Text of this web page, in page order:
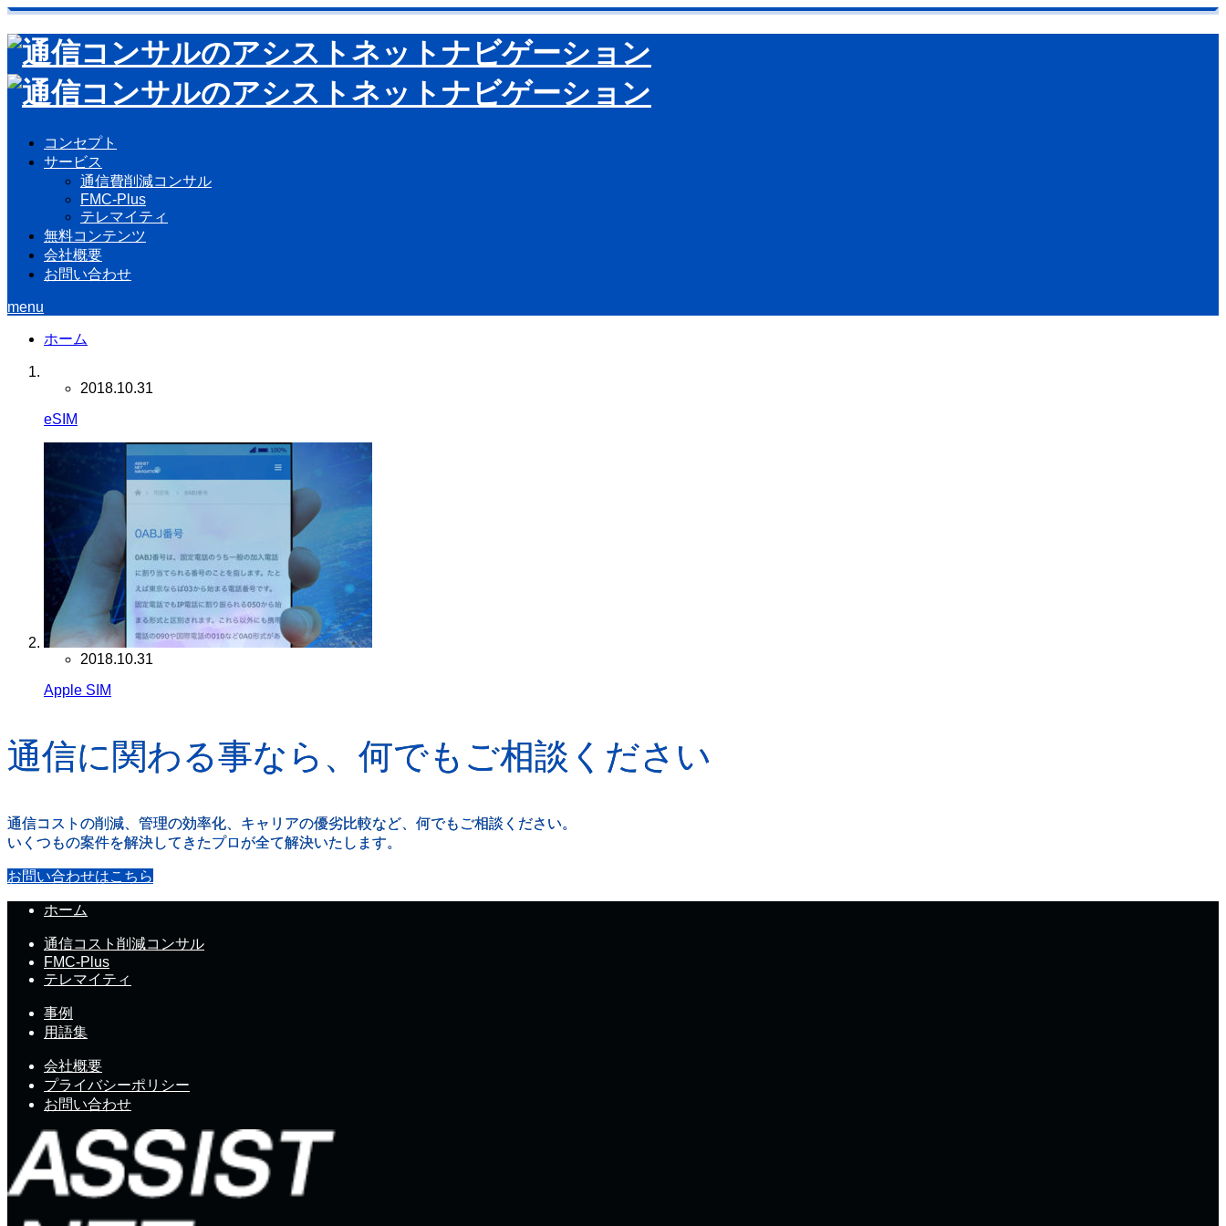
コンセプト
サービス
通信費削減コンサル
FMC-Plus
テレマイティ
無料コンテンツ
会社概要
お問い合わせ
menu
ホーム
2018.10.31
eSIM
2018.10.31
Apple SIM
通信に関わる事なら、何でもご相談ください
通信コストの削減、管理の効率化、キャリアの優劣比較など、何でもご相談ください。
いくつもの案件を解決してきたプロが全て解決いたします。
お問い合わせはこちら
ホーム
通信コスト削減コンサル
FMC-Plus
テレマイティ
事例
用語集
会社概要
プライバシーポリシー
お問い合わせ